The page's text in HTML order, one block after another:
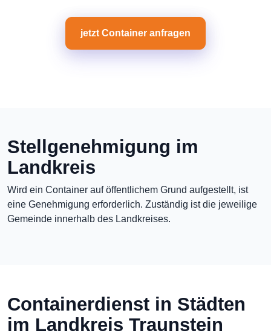
jetzt Container anfragen
Stellgenehmigung im
Landkreis
Wird ein Container auf öffentlichem Grund aufgestellt, ist
eine Genehmigung erforderlich. Zuständig ist die jeweilige
Gemeinde innerhalb des Landkreises.
Containerdienst in Städten
im Landkreis Traunstein